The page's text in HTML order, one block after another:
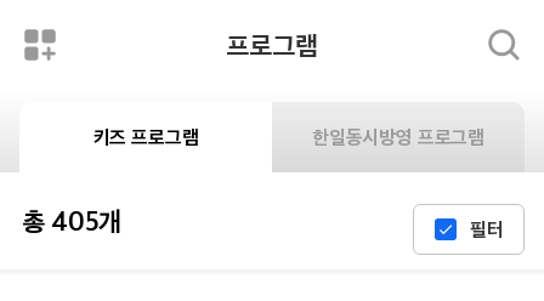
프로그램
키즈 프로그램 한일동시방영 프로그램
총 405개 필터